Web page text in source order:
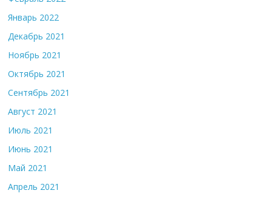
Январь 2022
Декабрь 2021
Ноябрь 2021
Октябрь 2021
Сентябрь 2021
Август 2021
Июль 2021
Июнь 2021
Май 2021
Апрель 2021